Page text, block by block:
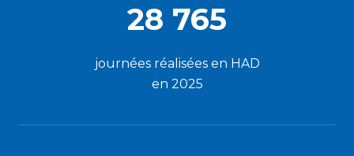
28 765
journées réalisées en HAD
en 2025